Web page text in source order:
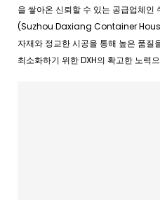
을 쌓아온 신뢰할 수 있는 공급업체인
(Suzhou Daxiang Container
자재와 정교한 시공을 통해 높은 품질
최소화하기 위한 DXH의 확고한 노력